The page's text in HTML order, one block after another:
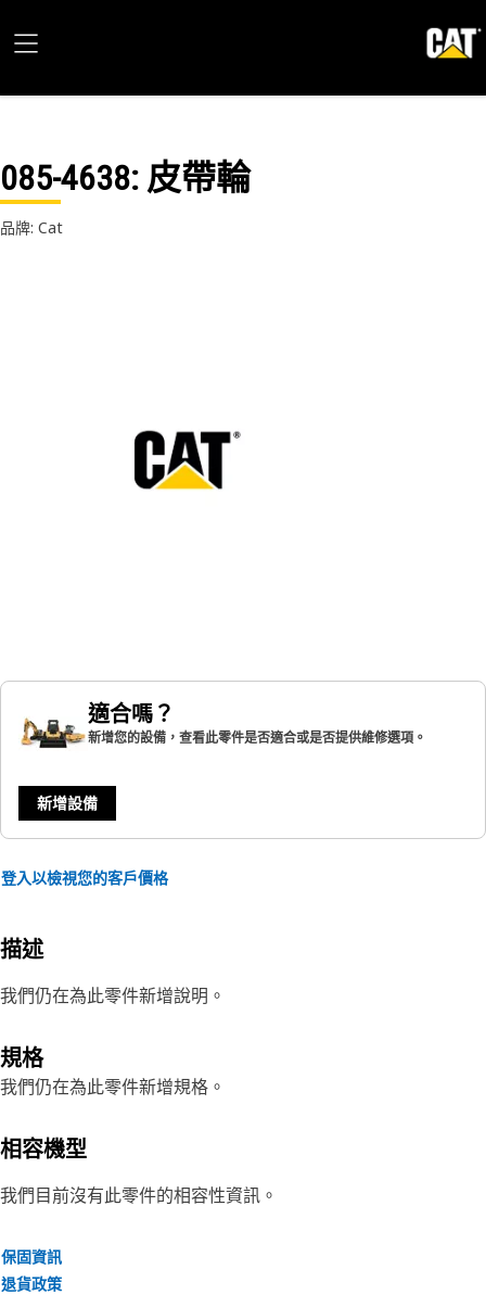
085-4638: 皮帶輪
品牌: Cat
適合嗎？
新增您的設備，查看此零件是否適合或是否提供維修選項。
新增設備
登入以檢視您的客戶價格
描述
我們仍在為此零件新增說明。
規格
我們仍在為此零件新增規格。
相容機型
我們目前沒有此零件的相容性資訊。
保固資訊
退貨政策